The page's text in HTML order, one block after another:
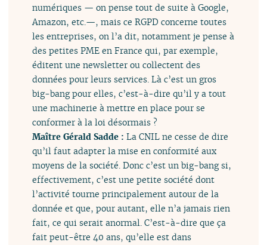
numériques — on pense tout de suite à Google,
Amazon, etc.—, mais ce RGPD concerne toutes
les entreprises, on l’a dit, notamment je pense à
des petites PME en France qui, par exemple,
éditent une newsletter ou collectent des
données pour leurs services. Là c’est un gros
big-bang pour elles, c’est-à-dire qu’il y a tout
une machinerie à mettre en place pour se
conformer à la loi désormais ?
Maître Gérald Sadde :La CNIL ne cesse de dire
qu’il faut adapter la mise en conformité aux
moyens de la société. Donc c’est un big-bang si,
effectivement, c’est une petite société dont
l’activité tourne principalement autour de la
donnée et que, pour autant, elle n’a jamais rien
fait, ce qui serait anormal. C’est-à-dire que ça
fait peut-être 40 ans, qu’elle est dans